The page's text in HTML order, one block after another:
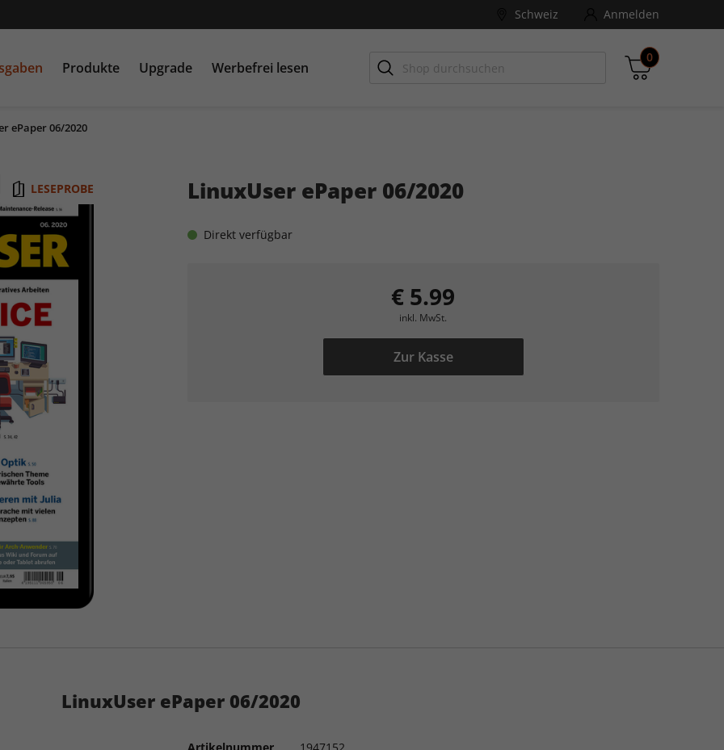
Schweiz Anmelden
Produkte Upgrade Werbefrei lesen
0
Zwischensumme
ePaper 06/2020
LESEPROBE LinuxUser ePaper 06/2020
Direkt verfügbar
€ 5.99
inkl. MwSt.
Zur Kasse
LinuxUser ePaper 06/2020
Artikelnummer
1947152